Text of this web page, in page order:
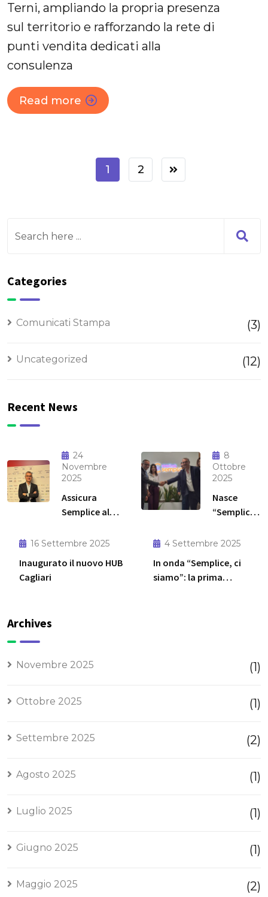
Terni, ampliando la propria presenza
sul territorio e rafforzando la rete di
punti vendita dedicati alla
consulenza
Read more
1 2
Categories
Comunicati Stampa (3)
Uncategorized (12)
Recent News
24
Novembre
2025
Assicura
Semplice al
Insurtech
due giorni
8
Ottobre
2025
Nasce
“Semplice
la nuova
salute
firmata
16 Settembre 2025
Inaugurato il nuovo HUB
Cagliari
4 Settembre 2025
In onda “Semplice, ci
siamo”: la prima
Archives
Novembre 2025 (1)
Ottobre 2025 (1)
Settembre 2025 (2)
Agosto 2025 (1)
Luglio 2025 (1)
Giugno 2025 (1)
Maggio 2025 (2)